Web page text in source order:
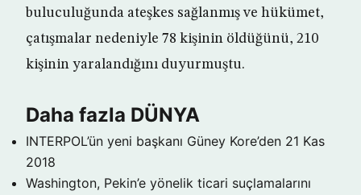
buluculuğunda ateşkes sağlanmış ve hükümet,
çatışmalar nedeniyle 78 kişinin öldüğünü, 210
kişinin yaralandığını duyurmuştu.
Daha fazla DÜNYA
INTERPOL’ün yeni başkanı Güney Kore’den 21 Kas
2018
Washington, Pekin’e yönelik ticari suçlamalarını